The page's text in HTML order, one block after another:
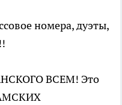
номера, дуэты,
ВСЕМ! Это